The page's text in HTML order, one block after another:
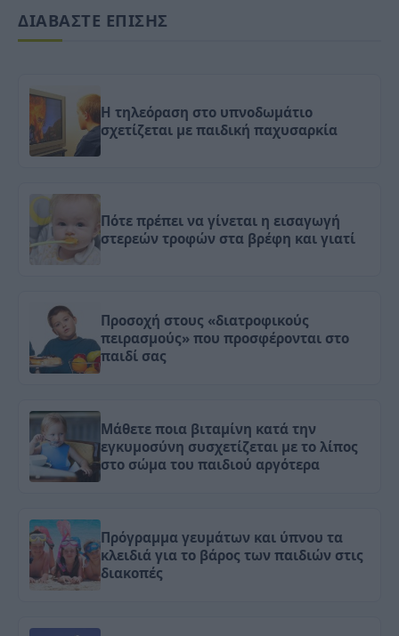
ΔΙΑΒΑΣΤΕ ΕΠΙΣΗΣ
Η τηλεόραση στο υπνοδωμάτιο
σχετίζεται με παιδική παχυσαρκία
Πότε πρέπει να γίνεται η εισαγωγή
στερεών τροφών στα βρέφη και γιατί
Προσοχή στους «διατροφικούς
πειρασμούς» που προσφέρονται στο
παιδί σας
Μάθετε ποια βιταμίνη κατά την
εγκυμοσύνη συσχετίζεται με το λίπος
στο σώμα του παιδιού αργότερα
Πρόγραμμα γευμάτων και ύπνου τα
κλειδιά για το βάρος των παιδιών στις
διακοπές